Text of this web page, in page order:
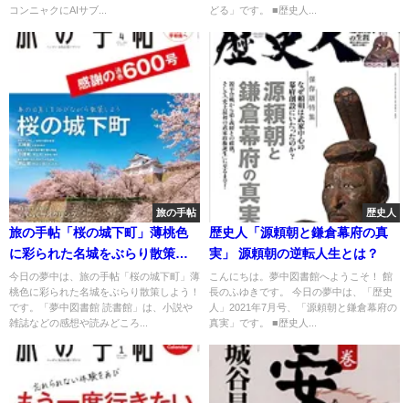
コンニャクにAIサブ... どる」です。 ■歴史人...
旅の手帖
旅の手帖「桜の城下町」薄桃色
に彩られた名城をぶらり散策し
よう
今日の夢中は、旅の手帖「桜の城下町」薄
桃色に彩られた名城をぶらり散策しよう！
です。「夢中図書館 読書館」は、小説や
雑誌などの感想や読みどころ...
歴史人
歴史人「源頼朝と鎌倉幕府の真
実」 源頼朝の逆転人生とは？
こんにちは。夢中図書館へようこそ！ 館
長のふゆきです。 今日の夢中は、「歴史
人」2021年7月号、「源頼朝と鎌倉幕府の
真実」です。 ■歴史人...